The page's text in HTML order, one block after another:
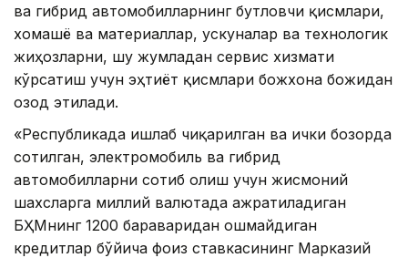
ва гибрид автомобилларнинг бутловчи қисмлари,
хомашё ва материаллар, ускуналар ва технологик
жиҳозларни, шу жумладан сервис хизмати
кўрсатиш учун эҳтиёт қисмлари божхона божидан
озод этилади.
«Республикада ишлаб чиқарилган ва ички бозорда
сотилган, электромобиль ва гибрид
автомобилларни сотиб олиш учун жисмоний
шахсларга миллий валютада ажратиладиган
БҲМнинг 1200 бараваридан ошмайдиган
кредитлар бўйича фоиз ставкасининг Марказий